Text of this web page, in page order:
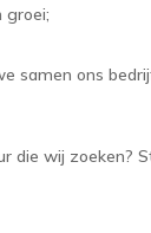
groei;
samen ons
die wij zoeken?